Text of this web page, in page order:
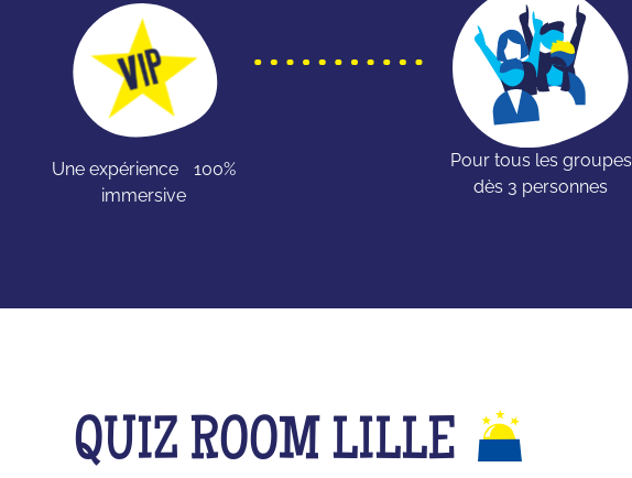
Une expérience 100%
immersive
Pour tous les groupes
dès 3 personnes
QUIZ ROOM LILLE